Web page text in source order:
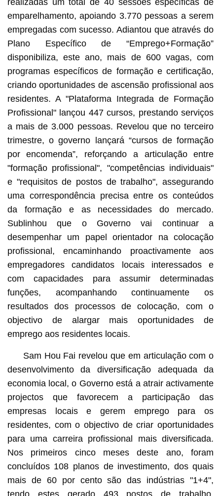
realizadas um total de 40 sessões específicas de
emparelhamento, apoiando 3.770 pessoas a serem
empregadas com sucesso. Adiantou que através do
Plano Específico de “Emprego+Formação”
disponibiliza, este ano, mais de 600 vagas, com
programas específicos de formação e certificação,
criando oportunidades de ascensão profissional aos
residentes. A "Plataforma Integrada de Formação
Profissional" lançou 447 cursos, prestando serviços
a mais de 3.000 pessoas. Revelou que no terceiro
trimestre, o governo lançará “cursos de formação
por encomenda”, reforçando a articulação entre
"formação profissional", "competências individuais"
e "requisitos de postos de trabalho", assegurando
uma correspondência precisa entre os conteúdos
da formação e as necessidades do mercado.
Sublinhou que o Governo vai continuar a
desempenhar um papel orientador na colocação
profissional, encaminhando proactivamente aos
empregadores candidatos locais interessados e
com capacidades para assumir determinadas
funções, acompanhando continuamente os
resultados dos processos de colocação, com o
objectivo de alargar mais oportunidades de
emprego aos residentes locais.
Sam Hou Fai revelou que em articulação com o
desenvolvimento da diversificação adequada da
economia local, o Governo está a atrair activamente
projectos que favorecem a participação das
empresas locais e gerem emprego para os
residentes, com o objectivo de criar oportunidades
para uma carreira profissional mais diversificada.
Nos primeiros cinco meses deste ano, foram
concluídos 108 planos de investimento, dos quais
mais de 60 por cento são das indústrias "1+4",